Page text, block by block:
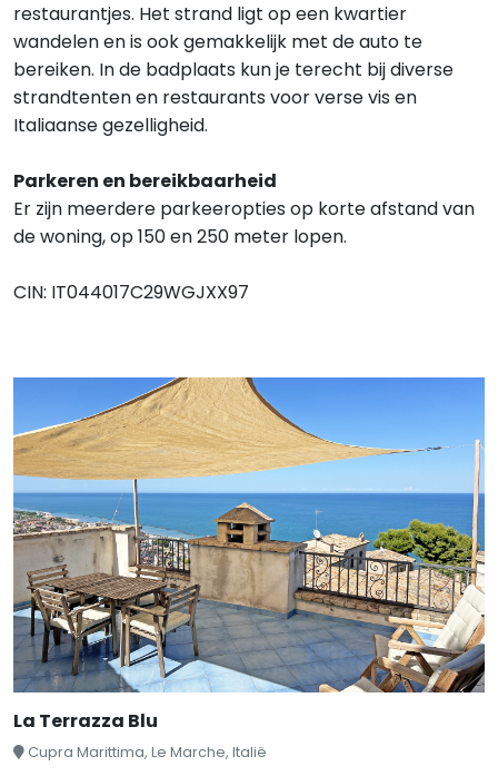
restaurantjes. Het strand ligt op een kwartier
wandelen en is ook gemakkelijk met de auto te
bereiken. In de badplaats kun je terecht bij diverse
strandtenten en restaurants voor verse vis en
Italiaanse gezelligheid.
Parkeren en bereikbaarheid
Er zijn meerdere parkeeropties op korte afstand van
de woning, op 150 en 250 meter lopen.
CIN: IT044017C29WGJXX97
La Terrazza Blu
Cupra Marittima, Le Marche, Italië